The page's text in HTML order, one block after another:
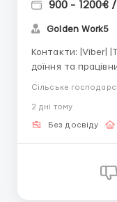
900 - 1200€
Golden Work5
Контакти: |Viber|
доїння та
нетто за 160 год
додатковими
Сільське
2 днi тому
Без досвіду